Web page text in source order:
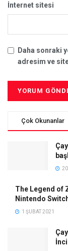
İnternet sitesi
Daha sonraki
adresim ve
Çok Okunanlar
The Legend of
Nintendo
1 ŞUBAT 2021